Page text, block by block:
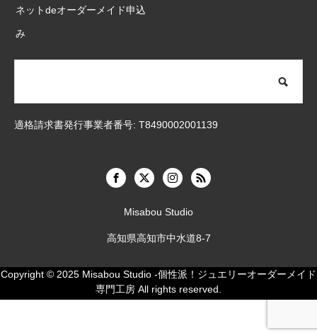
ネットdeオーダーメイド申込
み
適格請求書発行事業者番号: T8490002001139
Misabou Studio
高知県高知市中水道8-7
Copyright © 2025 Misabou Studio -個性派！ジュエリーオーダーメイド
専門工房 All rights reserved.